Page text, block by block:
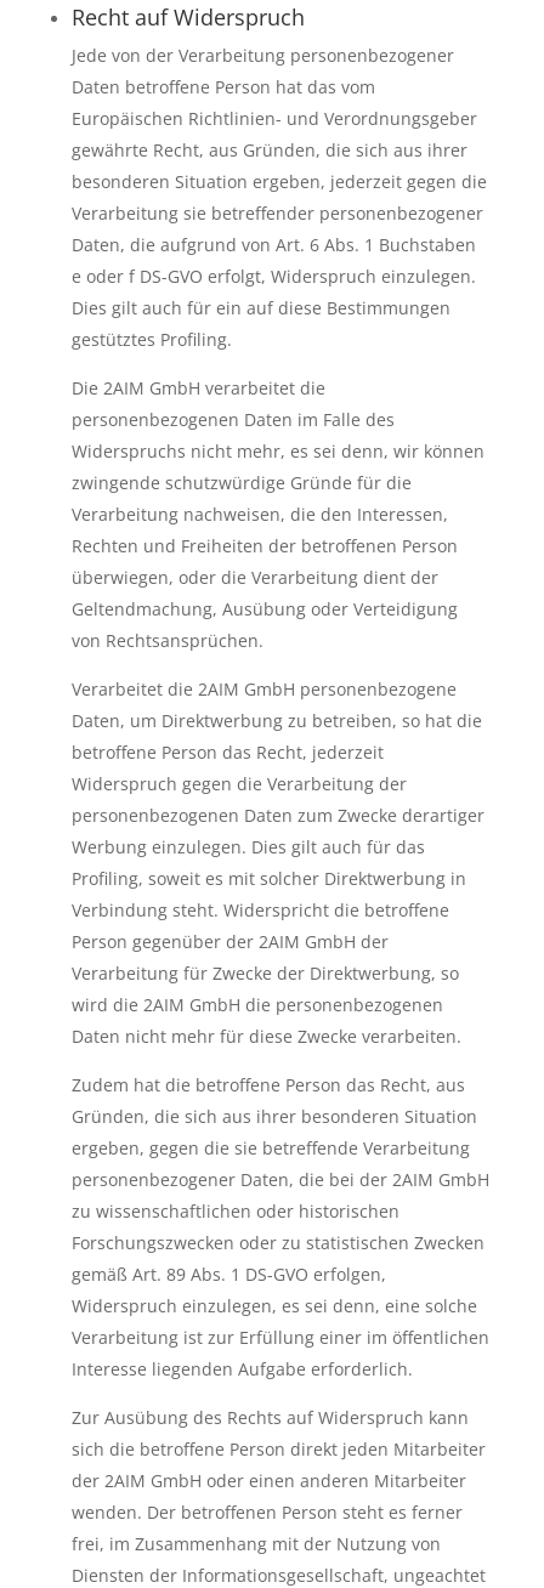
Recht auf Widerspruch
Jede von der Verarbeitung personenbezogener
Daten betroffene Person hat das vom
Europäischen Richtlinien- und Verordnungsgeber
gewährte Recht, aus Gründen, die sich aus ihrer
besonderen Situation ergeben, jederzeit gegen die
Verarbeitung sie betreffender personenbezogener
Daten, die aufgrund von Art. 6 Abs. 1 Buchstaben
e oder f DS-GVO erfolgt, Widerspruch einzulegen.
Dies gilt auch für ein auf diese Bestimmungen
gestütztes Profiling.
Die 2AIM GmbH verarbeitet die
personenbezogenen Daten im Falle des
Widerspruchs nicht mehr, es sei denn, wir können
zwingende schutzwürdige Gründe für die
Verarbeitung nachweisen, die den Interessen,
Rechten und Freiheiten der betroffenen Person
überwiegen, oder die Verarbeitung dient der
Geltendmachung, Ausübung oder Verteidigung
von Rechtsansprüchen.
Verarbeitet die 2AIM GmbH personenbezogene
Daten, um Direktwerbung zu betreiben, so hat die
betroffene Person das Recht, jederzeit
Widerspruch gegen die Verarbeitung der
personenbezogenen Daten zum Zwecke derartiger
Werbung einzulegen. Dies gilt auch für das
Profiling, soweit es mit solcher Direktwerbung in
Verbindung steht. Widerspricht die betroffene
Person gegenüber der 2AIM GmbH der
Verarbeitung für Zwecke der Direktwerbung, so
wird die 2AIM GmbH die personenbezogenen
Daten nicht mehr für diese Zwecke verarbeiten.
Zudem hat die betroffene Person das Recht, aus
Gründen, die sich aus ihrer besonderen Situation
ergeben, gegen die sie betreffende Verarbeitung
personenbezogener Daten, die bei der 2AIM GmbH
zu wissenschaftlichen oder historischen
Forschungszwecken oder zu statistischen Zwecken
gemäß Art. 89 Abs. 1 DS-GVO erfolgen,
Widerspruch einzulegen, es sei denn, eine solche
Verarbeitung ist zur Erfüllung einer im öffentlichen
Interesse liegenden Aufgabe erforderlich.
Zur Ausübung des Rechts auf Widerspruch kann
sich die betroffene Person direkt jeden Mitarbeiter
der 2AIM GmbH oder einen anderen Mitarbeiter
wenden. Der betroffenen Person steht es ferner
frei, im Zusammenhang mit der Nutzung von
Diensten der Informationsgesellschaft, ungeachtet